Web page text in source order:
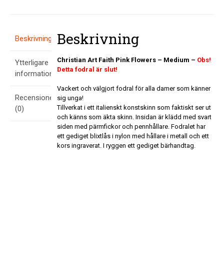
Obs!
Slut!
Beskrivning
Ytterligare
information
Recensioner
(0)
Beskrivning
Christian Art Faith Pink Flowers – Medium – Obs!
Detta fodral är slut!
Vackert och välgjort fodral för alla damer som känner
sig unga!
Tillverkat i ett italienskt konstskinn som faktiskt ser ut
och känns som äkta skinn. Insidan är klädd med svart
siden med pärmfickor och pennhållare. Fodralet har
ett gediget blixtlås i nylon med hållare i metall och ett
kors ingraverat. I ryggen ett gediget bärhandtag.